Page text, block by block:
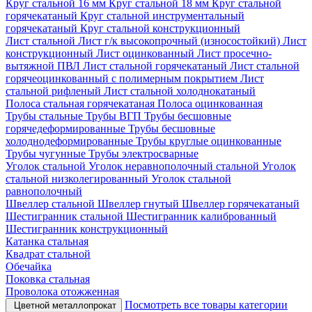
Круг стальной 16 мм Круг стальной 18 мм Круг стальной
горячекатаный Круг стальной инструментальный
горячекатаный Круг стальной конструкционный
Лист стальной Лист г/к высокопрочный (износостойкий) Лист
конструкционный Лист оцинкованный Лист просечно-
вытяжной ПВЛ Лист стальной горячекатаный Лист стальной
горячеоцинкованный с полимерным покрытием Лист
стальной рифленый Лист стальной холоднокатаный
Полоса стальная горячекатаная Полоса оцинкованная
Трубы стальные Трубы ВГП Трубы бесшовные
горячедеформированные Трубы бесшовные
холоднодеформированные Трубы круглые оцинкованные
Трубы чугунные Трубы электросварные
Уголок стальной Уголок неравнополочный стальной Уголок
стальной низколегированный Уголок стальной
равнополочный
Швеллер стальной Швеллер гнутый Швеллер горячекатаный
Шестигранник стальной Шестигранник калиброванный
Шестигранник конструкционный
Катанка стальная
Квадрат стальной
Обечайка
Поковка стальная
Проволока отожженная
Цветной металлопрокат
Посмотреть все товары категории